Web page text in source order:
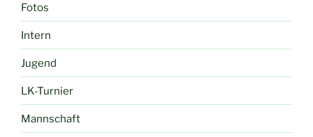
Fotos
Intern
Jugend
LK-Turnier
Mannschaft